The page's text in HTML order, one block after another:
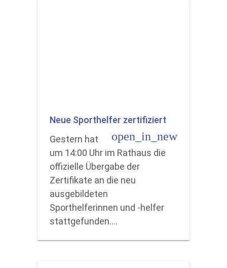
Neue Sporthelfer zertifiziert
open_in_new
Gestern hat
um 14:00 Uhr im Rathaus die
offizielle Übergabe der
Zertifikate an die neu
ausgebildeten
Sporthelferinnen und -helfer
stattgefunden.…